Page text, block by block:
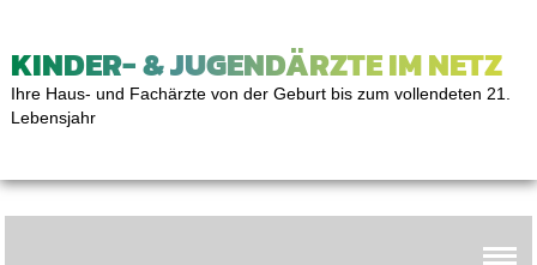
KINDER- & JUGENDÄRZTE IM NETZ
Ihre Haus- und Fachärzte von der Geburt bis zum vollendeten 21.
Lebensjahr